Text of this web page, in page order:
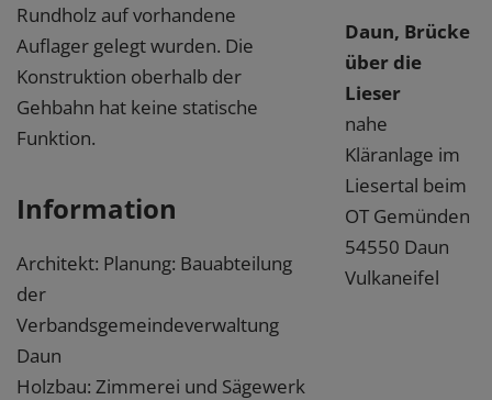
Rundholz auf vorhandene
Auflager gelegt wurden. Die
Konstruktion oberhalb der
Gehbahn hat keine statische
Funktion.
Information
Architekt: Planung: Bauabteilung
der
Verbandsgemeindeverwaltung
Daun
Holzbau: Zimmerei und Sägewerk
Daun, Brücke
über die
Lieser
nahe
Kläranlage im
Liesertal beim
OT Gemünden
54550 Daun
Vulkaneifel